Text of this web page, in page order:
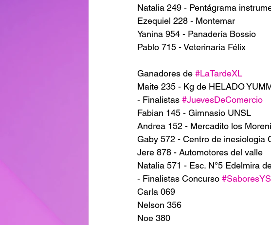
Natalia 249 - Pentágrama
Ezequiel 228 - Montemar
Yanina 954 - Panadería Bossio
Pablo 715 - Veterinaria Félix
Ganadores de #LaTardeXL
Maite 235 - Kg de HELADO
- Finalistas #JuevesDeComercio
Fabian 145 - Gimnasio UNSL
Andrea 152 - Mercadito los
Gaby 572 - Centro de inesiologia
Jere 878 - Automotores del valle
Natalia 571 - Esc. N°5 Edelmira
- Finalistas Concurso
Carla 069
Nelson 356
Noe 380